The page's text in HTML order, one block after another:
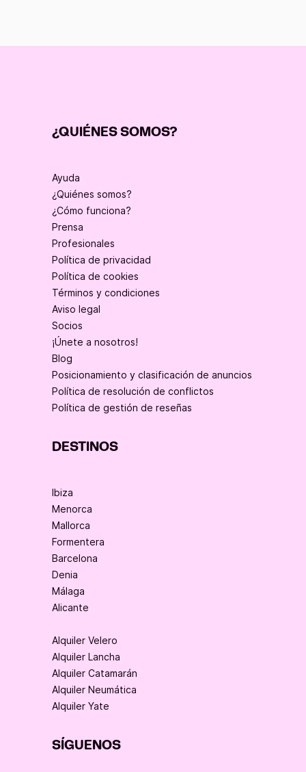
¿QUIÉNES SOMOS?
Ayuda
¿Quiénes somos?
¿Cómo funciona?
Prensa
Profesionales
Política de privacidad
Política de cookies
Términos y condiciones
Aviso legal
Socios
¡Únete a nosotros!
Blog
Posicionamiento y clasificación de anuncios
Política de resolución de conflictos
Política de gestión de reseñas
DESTINOS
Ibiza
Menorca
Mallorca
Formentera
Barcelona
Denia
Málaga
Alicante
Alquiler Velero
Alquiler Lancha
Alquiler Catamarán
Alquiler Neumática
Alquiler Yate
SÍGUENOS